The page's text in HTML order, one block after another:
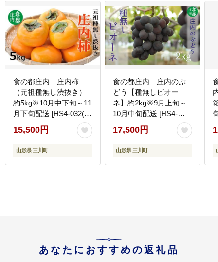
食の都庄内 庄内柿
（元祖種無し渋抜き）
約5kg※10月中下旬～11
月下旬配送 [HS4-032(庄
内旬青果)]
15,500円
山形県 三川町
食の都庄内 庄内のぶ
どう【種無しピオー
ネ】約2kg※9月上旬～
10月中旬配送 [HS4-
264(庄内旬青果)]
17,500円
山形県 三川町
あなたにおすすめの返礼品